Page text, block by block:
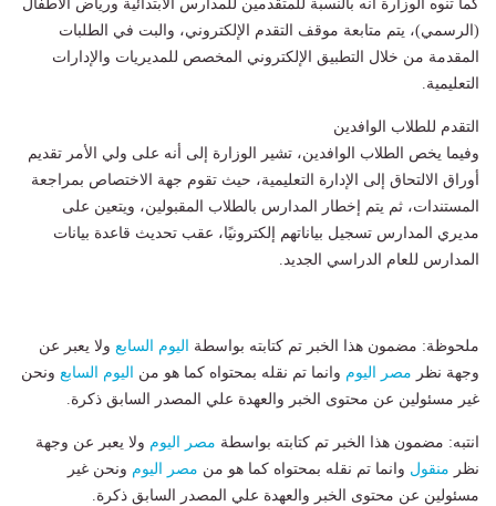
كما تنوه الوزارة أنه بالنسبة للمتقدمين للمدارس الابتدائية ورياض الأطفال
(الرسمي)، يتم متابعة موقف التقدم الإلكتروني، والبت في الطلبات
المقدمة من خلال التطبيق الإلكتروني المخصص للمديريات والإدارات
التعليمية.
التقدم للطلاب الوافدين
وفيما يخص الطلاب الوافدين، تشير الوزارة إلى أنه على ولي الأمر تقديم
أوراق الالتحاق إلى الإدارة التعليمية، حيث تقوم جهة الاختصاص بمراجعة
المستندات، ثم يتم إخطار المدارس بالطلاب المقبولين، ويتعين على
مديري المدارس تسجيل بياناتهم إلكترونيًا، عقب تحديث قاعدة بيانات
المدارس للعام الدراسي الجديد.
ملحوظة: مضمون هذا الخبر تم كتابته بواسطة اليوم السابع ولا يعبر عن
وجهة نظر مصر اليوم وانما تم نقله بمحتواه كما هو من اليوم السابع ونحن
غير مسئولين عن محتوى الخبر والعهدة علي المصدر السابق ذكرة.
انتبه: مضمون هذا الخبر تم كتابته بواسطة مصر اليوم ولا يعبر عن وجهة
نظر منقول وانما تم نقله بمحتواه كما هو من مصر اليوم ونحن غير
مسئولين عن محتوى الخبر والعهدة علي المصدر السابق ذكرة.